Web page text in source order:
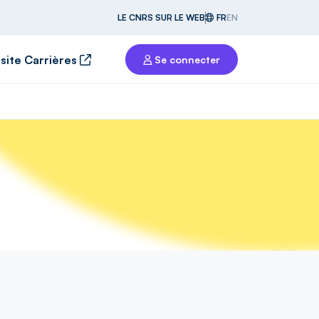
LE CNRS SUR LE WEB FREN
Carrières Se connecter